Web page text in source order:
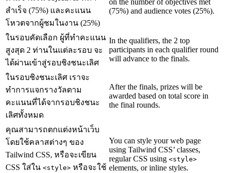
สำเร็จ (75%) และคะแนน
โหวตจากผู้ชมในงาน (25%)
on the number of objectives met
(75%) and audience votes (25%).
ในรอบคัดเลือก ผู้ที่ทำคะแนน
สูงสุด 2 ท่านในแต่ละรอบ จะ
ได้ผ่านเข้าสู่รอบชิงชนะเลิศ
In the qualifiers, the 2 top
participants in each qualifier round
will advance to the finals.
ในรอบชิงชนะเลิศ เราจะ
ทำการแจกรางวัลตาม
คะแนนที่ได้จากรอบชิงชนะ
เลิศทั้งหมด
After the finals, prizes will be
awarded based on total score in
the final rounds.
คุณสามารถตกแต่งหน้าเว็บ
โดยใช้คลาสต่างๆ ของ
Tailwind CSS, หรือจะเขียน
CSS ใส่ใน <style> หรือจะใช้
You can style your web page
using Tailwind CSS’ classes,
regular CSS using <style>
elements, or inline styles.